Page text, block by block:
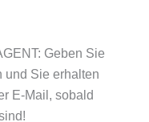
Geben Sie
und Sie erhalten
E-Mail, sobald